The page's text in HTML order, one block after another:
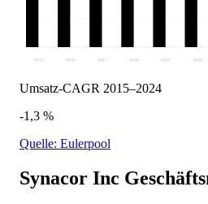
2015 2016 2017 2018 2019 2020
Umsatz-CAGR 2015–2024
-1,3 %
Quelle: Eulerpool
Synacor Inc